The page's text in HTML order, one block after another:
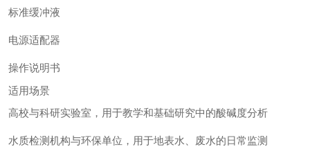
标准缓冲液
电源适配器
操作说明书
适用场景
高校与科研实验室，用于教学和基础研究中的酸碱度分析
水质检测机构与环保单位，用于地表水、废水的日常监测